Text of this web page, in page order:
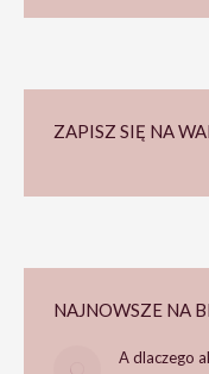
ZAPISZ SIĘ NA
NAJNOWSZE NA
A dlaczego